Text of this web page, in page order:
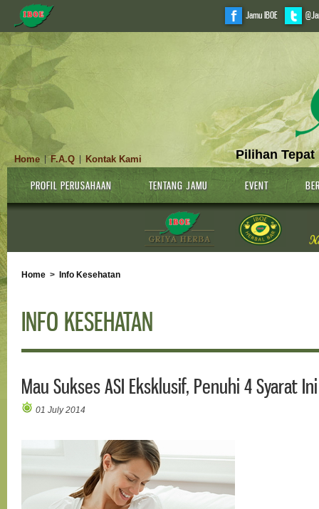
Jamu IBOE
Pilihan Tepat
Home |F.A.Q Kontak Kami
PROFIL PERUSAHAAN TENTANG JAMU EVENT
Home > Info Kesehatan
INFO KESEHATAN
Mau Sukses ASI Eksklusif, Penuhi 4 Syarat Ini
01 July 2014